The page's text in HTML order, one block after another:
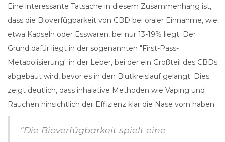
Eine interessante Tatsache in diesem Zusammenhang ist,
dass die Bioverfügbarkeit von CBD bei oraler Einnahme, wie
etwa Kapseln oder Esswaren, bei nur 13-19% liegt. Der
Grund dafür liegt in der sogenannten "First-Pass-
Metabolisierung" in der Leber, bei der ein Großteil des CBDs
abgebaut wird, bevor es in den Blutkreislauf gelangt. Dies
zeigt deutlich, dass inhalative Methoden wie Vaping und
Rauchen hinsichtlich der Effizienz klar die Nase vorn haben.
"Die Bioverfügbarkeit spielt eine